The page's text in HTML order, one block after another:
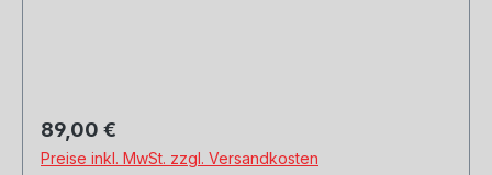
Regulärer Preis:
89,00 €
Preise inkl. MwSt. zzgl. Versandkosten